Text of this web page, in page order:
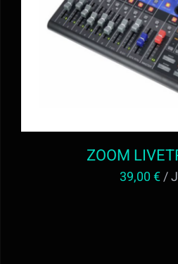
ZOOM
39,00€/